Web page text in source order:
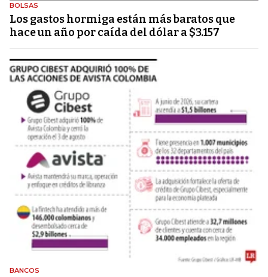
BOLSAS
Los gastos hormiga están más baratos que
hace un año por caída del dólar a $3.157
BANCOS